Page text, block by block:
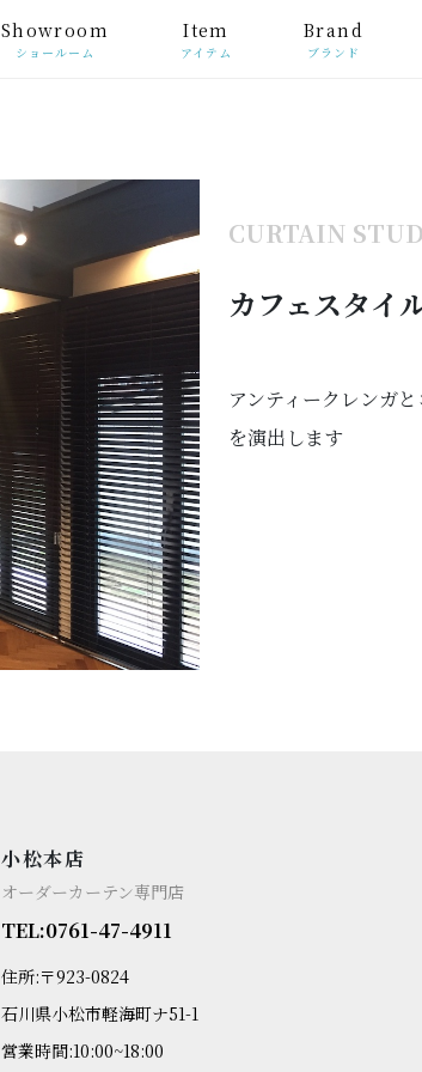
Showroom
ショールーム
Item
アイテム
Brand
ブランド
CURTAIN
カフェスタイ
アンティークレンガ
を演出します
小松本店
オーダーカーテン専門店
TEL:0761-47-4911
住所:〒923-0824
石川県小松市軽海町ナ51-1
営業時間:10:00~18:00